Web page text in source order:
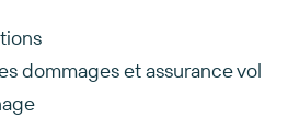
dommages et assurance vol